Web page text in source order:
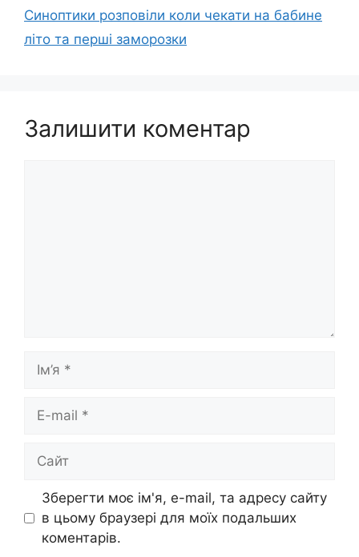
Синоптики розповіли коли чекати на бабине
літо та перші заморозки
Залишити коментар
mail
Зберегти моє ім'я, e-mail, та адресу сайту
в цьому браузері для моїх подальших
коментарів.